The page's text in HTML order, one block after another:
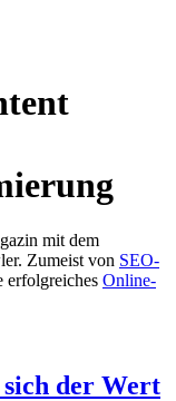
mit dem
Zumeist von SEO-
erfolgreiches Online-
der Wert